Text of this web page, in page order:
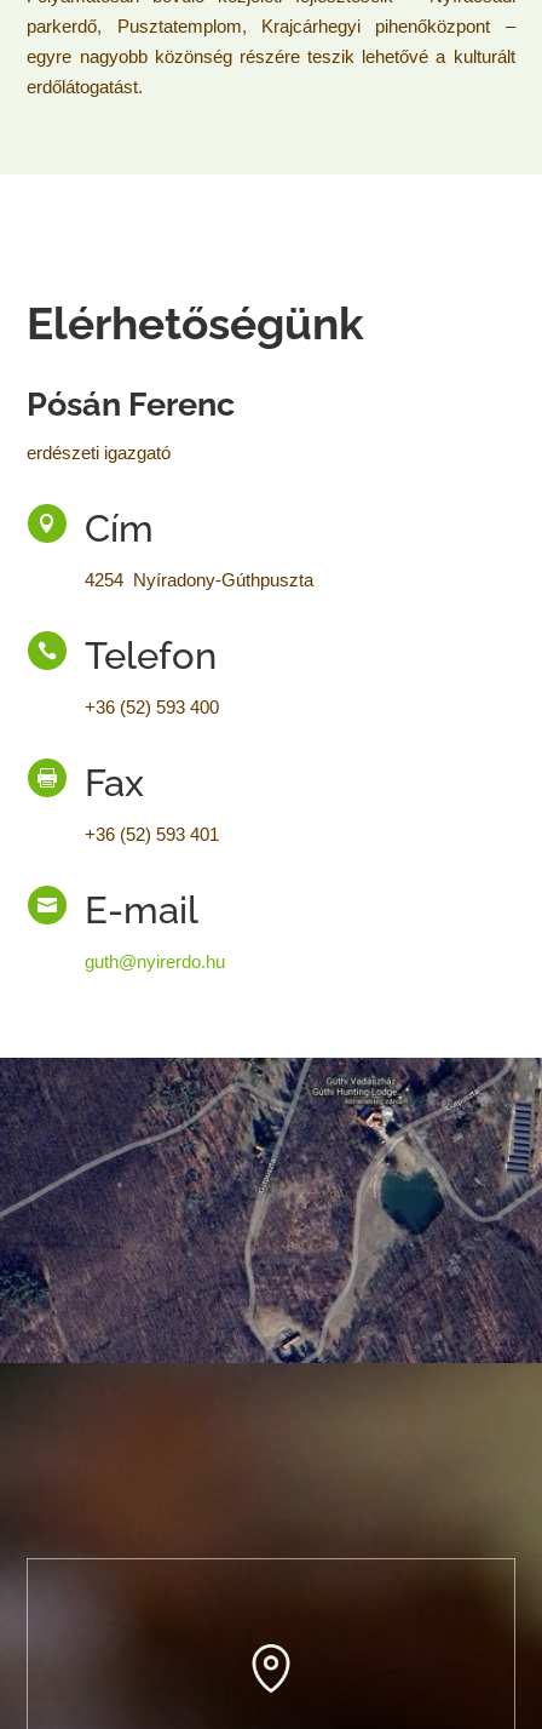
parkerdő, Pusztatemplom, Krajcárhegyi pihenőközpont –
egyre nagyobb közönség részére teszik lehetővé a kulturált
erdőlátogatást.
Elérhetőségünk
Pósán Ferenc
erdészeti igazgató
 Cím
4254 Nyíradony-Gúthpuszta
 Telefon
+36 (52) 593 400
 Fax
+36 (52) 593 401
 E-mail
guth@nyirerdo.hu